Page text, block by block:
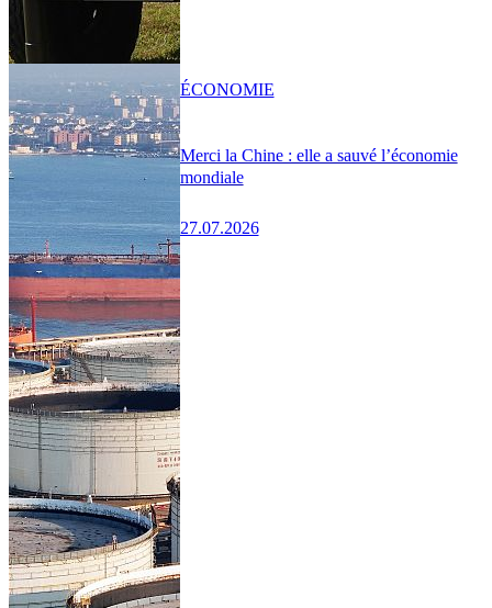
Merci la Chine : elle a sauvé l’économie
mondiale
27.07.2026
ÉCONOMIE